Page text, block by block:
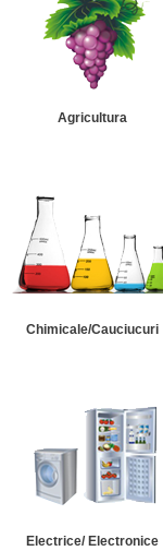
Agricultura
Chimicale/Cauciucuri
Electrice/ Electronice